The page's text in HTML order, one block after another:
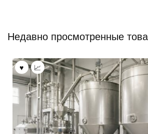
Недавно просмотренные